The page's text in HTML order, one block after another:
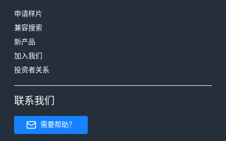
申请样片
兼容搜索
新产品
加入我们
投资者关系
联系我们
需要帮助？